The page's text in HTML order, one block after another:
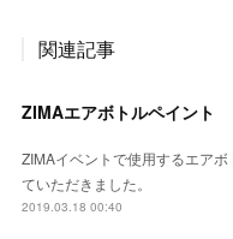
関連記事
ZIMAエアボトルペイント
ZIMAイベントで使用するエア
ていただきました。
2019.03.18 00:40